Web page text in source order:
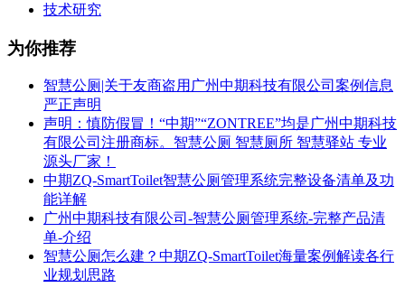
技术研究
为你推荐
智慧公厕|关于友商盗用广州中期科技有限公司案例信息
严正声明
声明：慎防假冒！“中期”“ZONTREE”均是广州中期科技
有限公司注册商标。智慧公厕 智慧厕所 智慧驿站 专业
源头厂家！
中期ZQ-SmartToilet智慧公厕管理系统完整设备清单及功
能详解
广州中期科技有限公司-智慧公厕管理系统-完整产品清
单-介绍
智慧公厕怎么建？中期ZQ-SmartToilet海量案例解读各行
业规划思路